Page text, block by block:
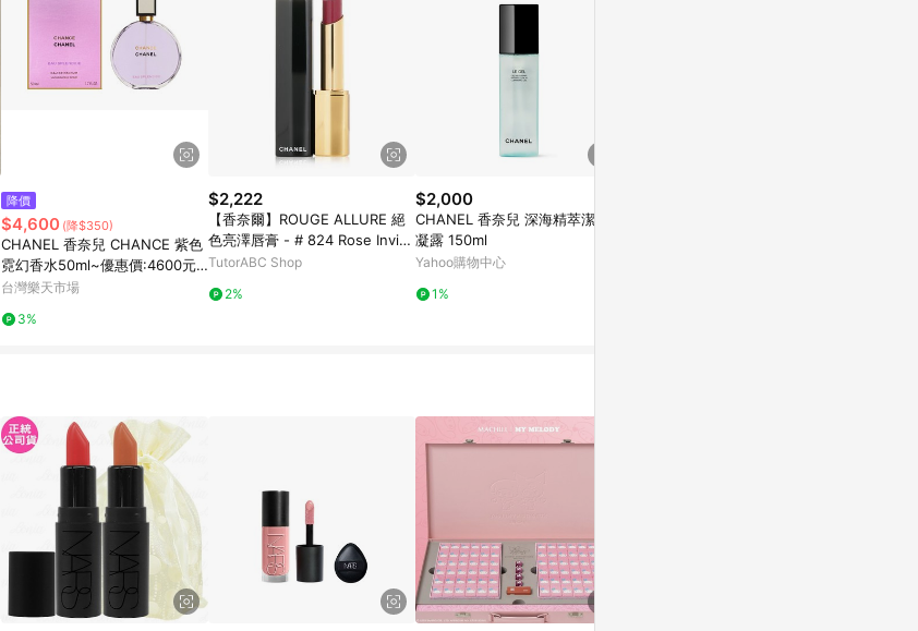
降價
$4,600 (降$350)
CHANEL 香奈兒 CHANCE 紫色
霓幻香水50ml~優惠價:4600元
｜岡山戀香水
台灣樂天市場
3%
$2,222
【香奈爾】ROUGE ALLURE 絕
色亮澤唇膏 - # 824 Rose Invinc
ible
TutorABC Shop
2%
$2,000
CHANEL 香奈兒 深海精萃潔顏
凝露 150ml
Yahoo購物中心
1%